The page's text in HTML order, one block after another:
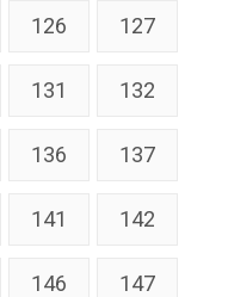
126 127
131 132
136 137
141 142
146 147